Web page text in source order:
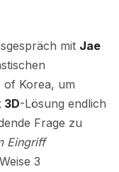
mit Jae
of Korea, um
3D-Lösung endlich
Frage zu
Eingriff
3